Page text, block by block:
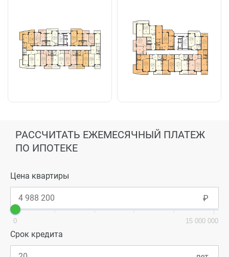
РАССЧИТАТЬ ЕЖЕМЕСЯЧНЫЙ ПЛАТЕЖ
ПО ИПОТЕКЕ
Цена квартиры
0 15 000 000
Срок кредита